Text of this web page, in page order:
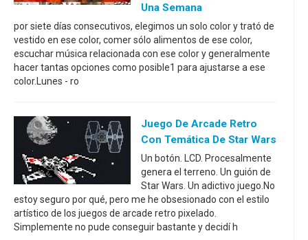
Una Semana
por siete días consecutivos, elegimos un solo color y trató de
vestido en ese color, comer sólo alimentos de ese color,
escuchar música relacionada con ese color y generalmente
hacer tantas opciones como posible1 para ajustarse a ese
color.Lunes - ro
Juego De Arcade Retro
Con Temática De Star Wars
Un botón. LCD. Procesalmente
genera el terreno. Un guión de
Star Wars. Un adictivo juego.No
estoy seguro por qué, pero me he obsesionado con el estilo
artístico de los juegos de arcade retro pixelado.
Simplemente no pude conseguir bastante y decidí h